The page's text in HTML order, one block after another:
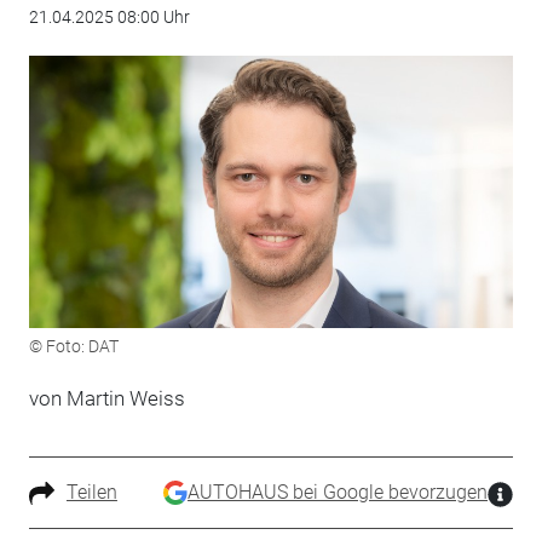
21.04.2025 08:00 Uhr
© Foto: DAT
von Martin Weiss
Teilen AUTOHAUS bei Google bevorzugen